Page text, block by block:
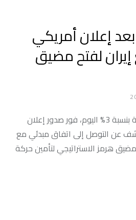
يهبط 3% بعد إعلان أمريكي
لفتح مضيق
هبطت أسعار النفط العالمية بنسبة 3% اليوم، فور صدور إعلان
عن التوصل إلى اتفاق مبدئي مع
هرمز الاستراتيجي لتأمين حركة